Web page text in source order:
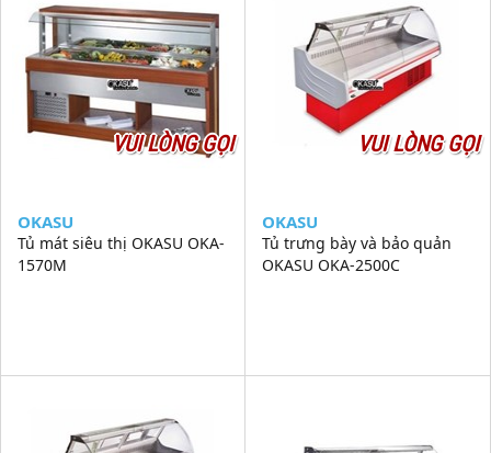
VUI LÒNG GỌI
OKASU
Tủ mát siêu thị OKASU OKA-
1570M
VUI LÒNG GỌI
OKASU
Tủ trưng bày và bảo quản
OKASU OKA-2500C